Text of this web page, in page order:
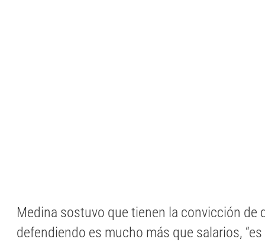
Medina sostuvo que tienen la convicción de
defendiendo es mucho más que salarios,